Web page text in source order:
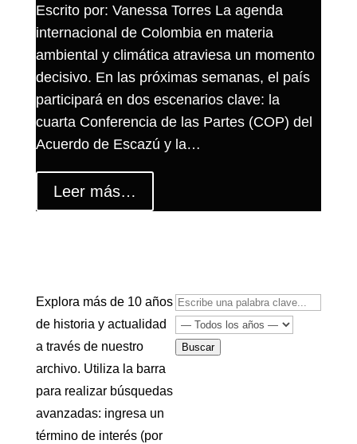
Escrito por: Vanessa Torres La agenda
internacional de Colombia en materia
ambiental y climática atraviesa un momento
decisivo. En las próximas semanas, el país
participará en dos escenarios clave: la
cuarta Conferencia de las Partes (COP) del
Acuerdo de Escazú y la…
Leer más…
Explora más de 10 años
de historia y actualidad
a través de nuestro
archivo. Utiliza la barra
para realizar búsquedas
avanzadas: ingresa un
término de interés (por
Buscar